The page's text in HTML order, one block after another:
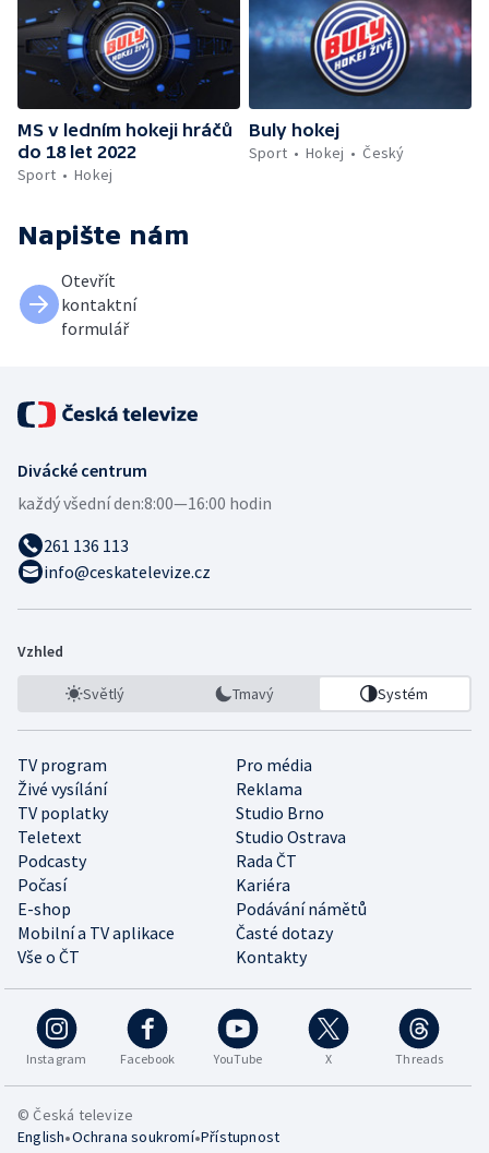
MS v ledním hokeji hráčů
do 18 let 2022
Sport
Hokej
Buly hokej
Sport
Hokej Český
Napište nám
Otevřít
kontaktní
formulář
Divácké centrum
každý všední den:8:00—16:00 hodin
261 136 113
info@ceskatelevize.cz
Vzhled
Světlý Tmavý Systém
TV program
Pro média
Živé vysílání
Reklama
TV poplatky
Studio Brno
Teletext
Studio Ostrava
Podcasty
Rada ČT
Počasí
Kariéra
E-shop
Podávání námětů
Mobilní a TV aplikace
Časté dotazy
Vše o ČT
Kontakty
Instagram Facebook YouTube X Threads
© Česká televize
English•Ochrana soukromí•Přístupnost